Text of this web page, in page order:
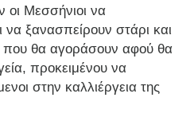
οι Μεσσήνιοι να
να ξανασπείρουν στάρι και
που θα αγοράσουν αφού θα
προκειμένου να
στην καλλιέργεια της